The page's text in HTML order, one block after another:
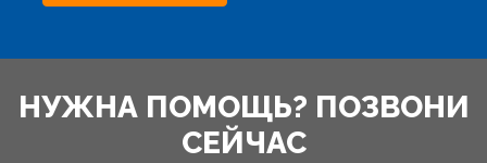
НУЖНА ПОМОЩЬ? ПОЗВОНИ
СЕЙЧАС